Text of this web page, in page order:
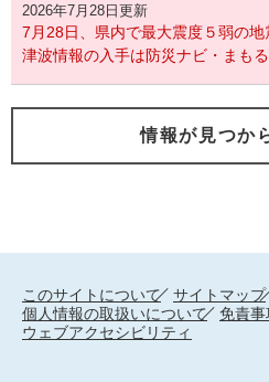
2026年7月28日更新
7月28日、県内で最大震度５弱の地
津波情報の入手は防災ナビ・まも
情報が見つか
このサイトについて
サイトマップ
個人情報の取扱いについて
免責
ウェブアクセシビリティ